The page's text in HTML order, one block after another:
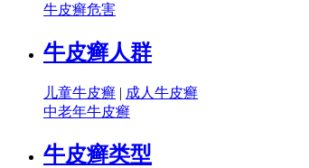
牛皮癣危害
牛皮癣人群
儿童牛皮癣 | 成人牛皮癣
中老年牛皮癣
牛皮癣类型